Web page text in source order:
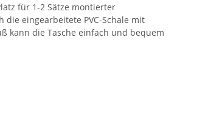
für 1-2 Sätze montierter
eingearbeitete PVC-Schale mit
kann die Tasche einfach und bequem